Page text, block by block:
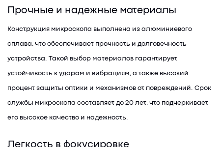
Прочные и надежные материалы
Конструкция микроскопа выполнена из алюминиевого
сплава, что обеспечивает прочность и долговечность
устройства. Такой выбор материалов гарантирует
устойчивость к ударам и вибрациям, а также высокий
процент защиты оптики и механизмов от повреждений. Срок
службы микроскопа составляет до 20 лет, что подчеркивает
его высокое качество и надежность.
Легкость в фокусировке